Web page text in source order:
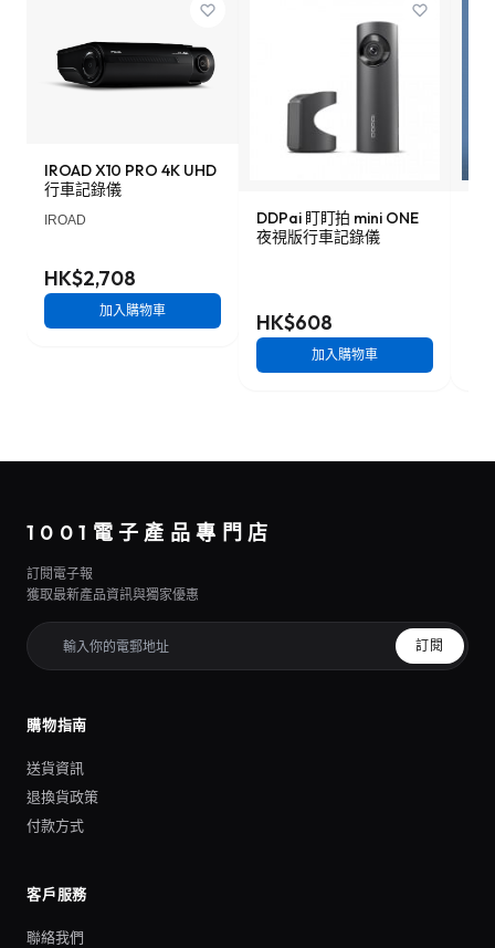
IROAD X10 PRO 4K UHD
行車記錄儀
IROAD
HK$2,708
加入購物車
DDPai 盯盯拍 mini ONE
夜視版行車記錄儀
HK$608
加入購物車
1001電子產品專門店
訂閱電子報
獲取最新產品資訊與獨家優惠
訂閱
購物指南
送貨資訊
退換貨政策
付款方式
客戶服務
聯絡我們